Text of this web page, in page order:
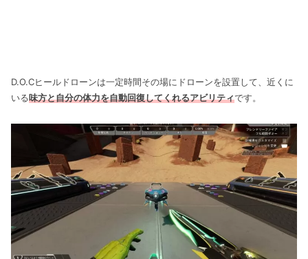
D.O.Cヒールドローンは一定時間その場にドローンを設置して、近くに
いる味方と自分の体力を自動回復してくれるアビリティです。